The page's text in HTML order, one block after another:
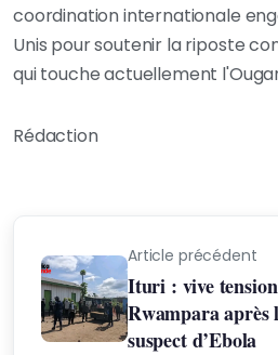
coordination internationale
Unis pour soutenir la riposte
qui touche actuellement
Rédaction
Article précédent
Ituri : vive
Rwampara après
suspect d’Ebola